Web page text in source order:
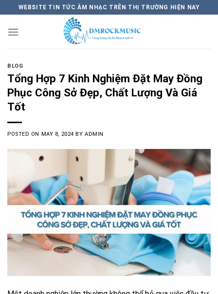
content
WEBSITE TIN TỨC ÂM NHẠC TRÊN THỊ TRƯỜNG HIỆN NAY
BLOG
Tổng Hợp 7 Kinh Nghiệm Đặt May Đồng
Phục Công Sở Đẹp, Chất Lượng Và Giá
Tốt
POSTED ON MAY 8, 2024 BYADMIN